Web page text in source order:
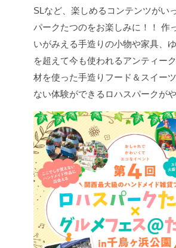
SLなど、 楽しめるコンテンツがい
パークたつのをお楽しみに！！ 作
いがみえる手造りの小物や家具、
を超えて今も使われるアンティー
材を使った手造りフード＆スイー
ない体験ができるロハスパークが